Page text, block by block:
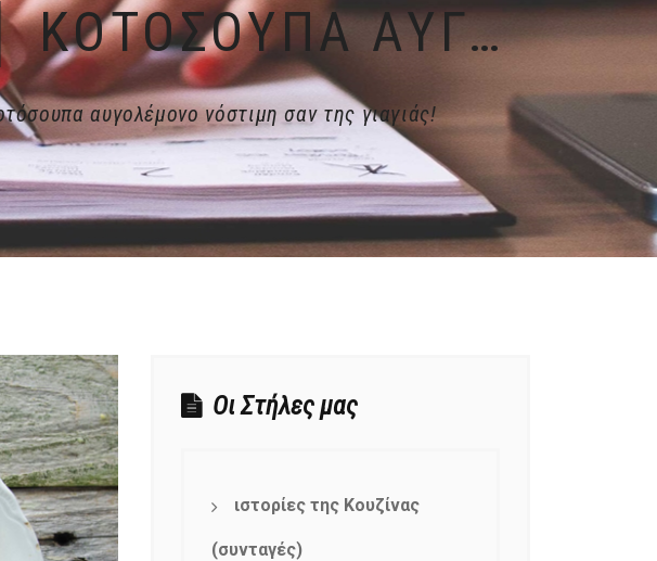
ΙΣΤΟΡΊΕΣ ΤΗΣ ΚΟΥΖΊΝΑΣ │ ΚΟΤΌΣΟΥΠΑ ΑΥΓΟΛΈΜΟΝΟ ΝΌΣΤΙΜΗ ΣΑΝ ΤΗΣ ΓΙΑΓΙΆΣ!
αυγολέμονο νόστιμη σαν της γιαγιάς!
Οι Στήλες μας
ιστορίες της Κουζίνας
(συνταγές)